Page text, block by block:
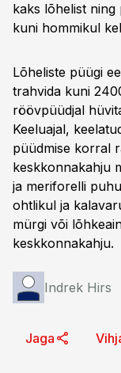
kaks lõhelist ning
kuni hommikul
Lõheliste püügi
trahvida kuni
röövpüüdjal
Keeluajal,
püüdmise korral
keskkonnakahju
ja meriforelli
ohtlikul ja
mürgi või
keskkonnakahju.
Indrek Hirs
Jaga